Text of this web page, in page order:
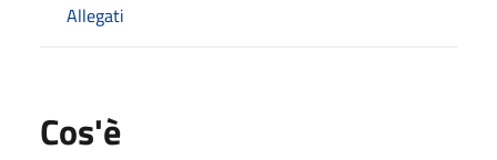
Allegati
Cos'è